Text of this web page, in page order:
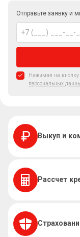
Отправьте заявку и
Нажимая на
персональных
Выкуп и
Рассчет